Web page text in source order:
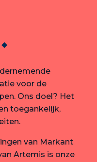
voor de
Ons doel? Het
toegankelijk,
van Markant
Artemis is onze